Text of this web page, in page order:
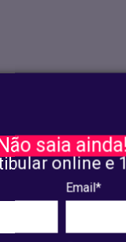
saia
online e
Email*